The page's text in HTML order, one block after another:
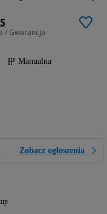
/ Gwarancja
Manualna
Zobacz ogłoszenia